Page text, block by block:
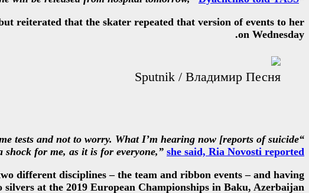
reiterated that the skater repeated that version of events to her
on Wednesday.
Sputnik / Владимир Песня
tests and not to worry. What I’m hearing now [reports of suicide
shock for me, as it is for everyone,” she said, Ria Novosti reported
different disciplines – the team and ribbon events – and having
silvers at the 2019 European Championships in Baku, Azerbaijan.